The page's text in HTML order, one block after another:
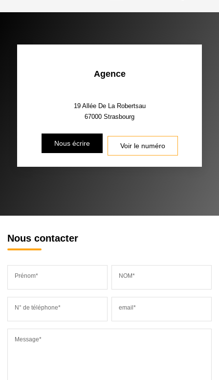
Agence
19 Allée De La Robertsau
67000 Strasbourg
Nous écrire Voir le numéro
Nous contacter
Prénom* NOM*
N° de téléphone* email*
Message*